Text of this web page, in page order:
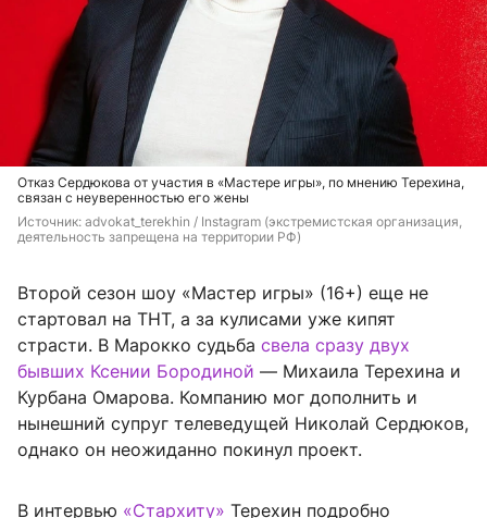
Отказ Сердюкова от участия в «Мастере игры», по мнению Терехина,
связан с неуверенностью его жены
Источник: advokat_terekhin / Instagram (экстремистская организация,
деятельность запрещена на территории РФ)
Второй сезон шоу «Мастер игры» (16+) еще не
стартовал на ТНТ, а за кулисами уже кипят
страсти. В Марокко судьба свела сразу двух
бывших Ксении Бородиной — Михаила Терехина и
Курбана Омарова. Компанию мог дополнить и
нынешний супруг телеведущей Николай Сердюков,
однако он неожиданно покинул проект.
В интервью «Стархиту» Терехин подробно